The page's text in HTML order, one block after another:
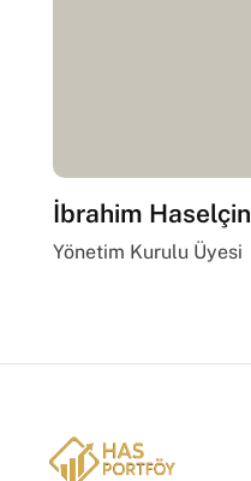
İbrahim Haselçin
Yönetim Kurulu Üyesi